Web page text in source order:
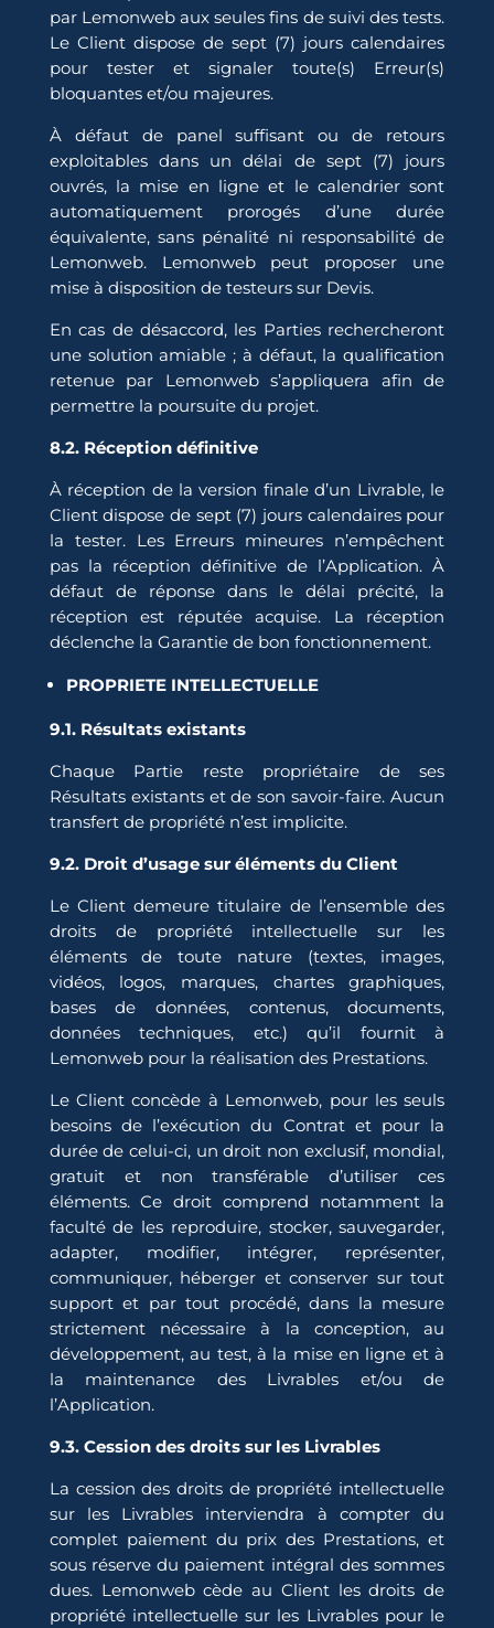
par Lemonweb aux seules fins de suivi des tests.
Le Client dispose de sept (7) jours calendaires
pour tester et signaler toute(s) Erreur(s)
bloquantes et/ou majeures.
À défaut de panel suffisant ou de retours
exploitables dans un délai de sept (7) jours
ouvrés, la mise en ligne et le calendrier sont
automatiquement prorogés d’une durée
équivalente, sans pénalité ni responsabilité de
Lemonweb. Lemonweb peut proposer une
mise à disposition de testeurs sur Devis.
En cas de désaccord, les Parties rechercheront
une solution amiable ; à défaut, la qualification
retenue par Lemonweb s’appliquera afin de
permettre la poursuite du projet.
8.2. Réception définitive
À réception de la version finale d’un Livrable, le
Client dispose de sept (7) jours calendaires pour
la tester. Les Erreurs mineures n’empêchent
pas la réception définitive de l’Application. À
défaut de réponse dans le délai précité, la
réception est réputée acquise. La réception
déclenche la Garantie de bon fonctionnement.
PROPRIETE INTELLECTUELLE
9.1. Résultats existants
Chaque Partie reste propriétaire de ses
Résultats existants et de son savoir-faire. Aucun
transfert de propriété n’est implicite.
9.2. Droit d’usage sur éléments du Client
Le Client demeure titulaire de l’ensemble des
droits de propriété intellectuelle sur les
éléments de toute nature (textes, images,
vidéos, logos, marques, chartes graphiques,
bases de données, contenus, documents,
données techniques, etc.) qu’il fournit à
Lemonweb pour la réalisation des Prestations.
Le Client concède à Lemonweb, pour les seuls
besoins de l’exécution du Contrat et pour la
durée de celui-ci, un droit non exclusif, mondial,
gratuit et non transférable d’utiliser ces
éléments. Ce droit comprend notamment la
faculté de les reproduire, stocker, sauvegarder,
adapter, modifier, intégrer, représenter,
communiquer, héberger et conserver sur tout
support et par tout procédé, dans la mesure
strictement nécessaire à la conception, au
développement, au test, à la mise en ligne et à
la maintenance des Livrables et/ou de
l’Application.
9.3. Cession des droits sur les Livrables
La cession des droits de propriété intellectuelle
sur les Livrables interviendra à compter du
complet paiement du prix des Prestations, et
sous réserve du paiement intégral des sommes
dues. Lemonweb cède au Client les droits de
propriété intellectuelle sur les Livrables pour le